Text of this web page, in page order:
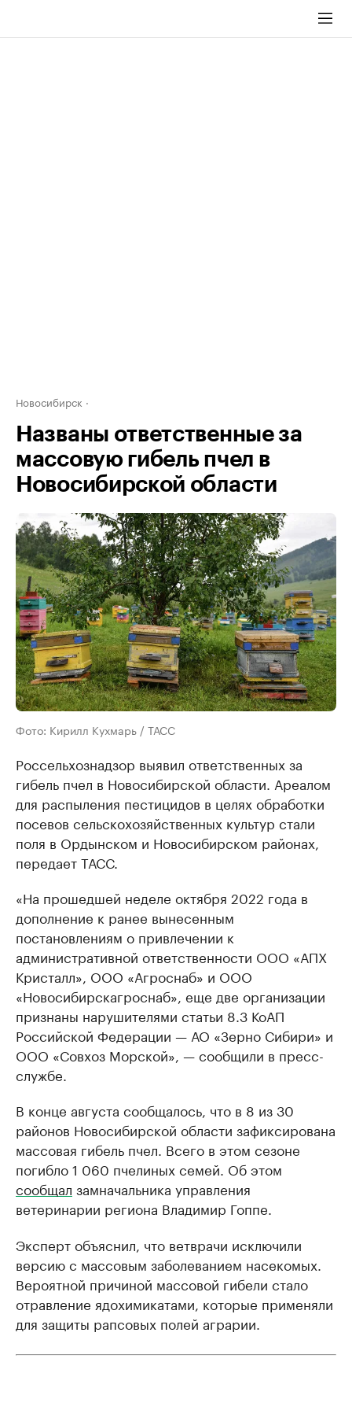
Новосибирск
Названы ответственные за
массовую гибель пчел в
Новосибирской области
Фото: Кирилл Кухмарь / ТАСС
Россельхознадзор выявил ответственных за
гибель пчел в Новосибирской области. Ареалом
для распыления пестицидов в целях обработки
посевов сельскохозяйственных культур стали
поля в Ордынском и Новосибирском районах,
передает ТАСС.
«На прошедшей неделе октября 2022 года в
дополнение к ранее вынесенным
постановлениям о привлечении к
административной ответственности ООО «АПХ
Кристалл», ООО «Агроснаб» и ООО
«Новосибирскагроснаб», еще две организации
признаны нарушителями статьи 8.3 КоАП
Российской Федерации — АО «Зерно Сибири» и
ООО «Совхоз Морской», — сообщили в пресс-
службе.
В конце августа сообщалось, что в 8 из 30
районов Новосибирской области зафиксирована
массовая гибель пчел. Всего в этом сезоне
погибло 1 060 пчелиных семей. Об этом
сообщал замначальника управления
ветеринарии региона Владимир Гоппе.
Эксперт объяснил, что ветврачи исключили
версию с массовым заболеванием насекомых.
Вероятной причиной массовой гибели стало
отравление ядохимикатами, которые применяли
для защиты рапсовых полей аграрии.